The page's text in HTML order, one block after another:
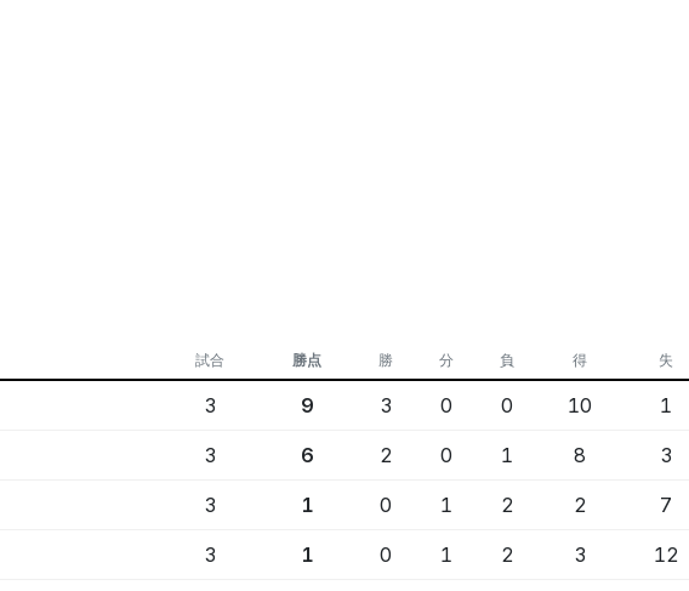
試合 勝点 勝 分 負 得 失
3 9 3 0 0 10 1
3 6 2 0 1 8 3
3 1 0 1 2 2 7
3 1 0 1 2 3 12